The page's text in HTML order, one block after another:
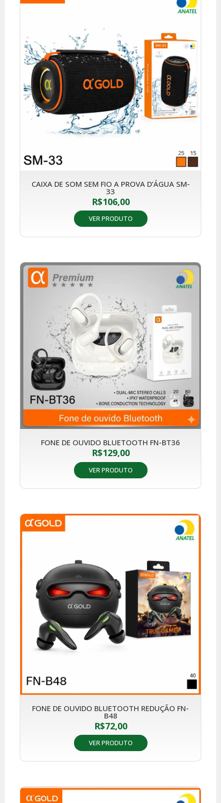
CAIXA DE SOM SEM FIO A PROVA D’ÁGUA SM-
33
R$106,00
VER PRODUTO
FONE DE OUVIDO BLUETOOTH FN-BT36
R$129,00
VER PRODUTO
FONE DE OUVIDO BLUETOOTH REDUÇÃO FN-
B48
R$72,00
VER PRODUTO